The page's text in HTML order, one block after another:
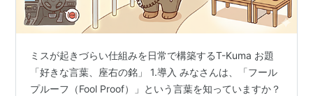
ミスが起きづらい仕組みを日常で構築するT-Kuma お題
「好きな言葉、座右の銘」 1.導入 みなさんは、「フール
プルーフ（Fool Proof）」という言葉を知っていますか？